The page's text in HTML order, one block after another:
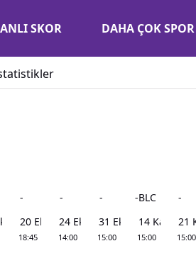
SKOR DAHA ÇOK SPOR
Cts
-
20 Eki Sal
18:45
-
24 Eki Cts
14:00
-
31 Eki Cts
15:00
-BLC
14 Kas Cts
15:00
-
21
15:00